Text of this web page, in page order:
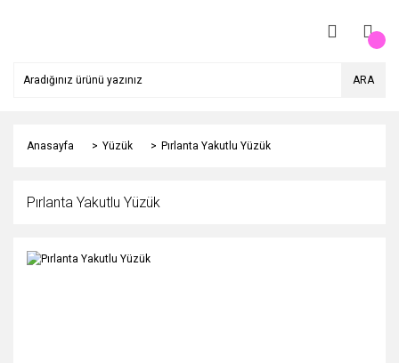
ARA
Anasayfa Yüzük Pırlanta Yakutlu Yüzük
Pırlanta Yakutlu Yüzük